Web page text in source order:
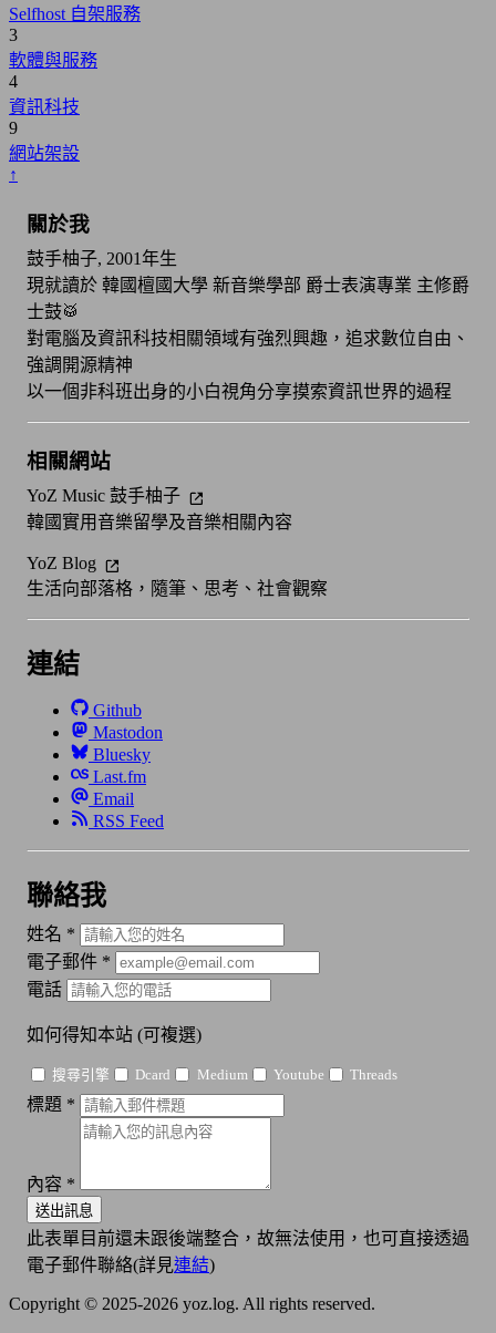
Selfhost 自架服務
3
軟體與服務
4
資訊科技
9
網站架設
↑
關於我
鼓手柚子, 2001年生
現就讀於 韓國檀國大學 新音樂學部 爵士表演專業 主修爵
士鼓🥁
對電腦及資訊科技相關領域有強烈興趣，追求數位自由、
強調開源精神
以一個非科班出身的小白視角分享摸索資訊世界的過程
相關網站
YoZ Music 鼓手柚子
韓國實用音樂留學及音樂相關內容
YoZ Blog
生活向部落格，隨筆、思考、社會觀察
連結
Github
Mastodon
Bluesky
Last.fm
Email
RSS Feed
聯絡我
姓名 *
電子郵件 *
電話
如何得知本站 (可複選)
搜尋引擎 Dcard Medium Youtube Threads
標題 *
內容 *
送出訊息
此表單目前還未跟後端整合，故無法使用，也可直接透過
電子郵件聯絡(詳見連結)
Copyright © 2025-2026 yoz.log. All rights reserved.